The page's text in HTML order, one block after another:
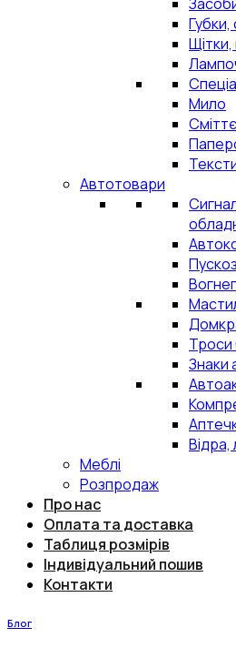
Щітки,
Мило
Автотовари
Троси
Знаки
Відра,
Меблі
Розпродаж
Про нас
Оплата та доставка
Таблиця розмірів
Індивідуальний пошив
Контакти
Блог